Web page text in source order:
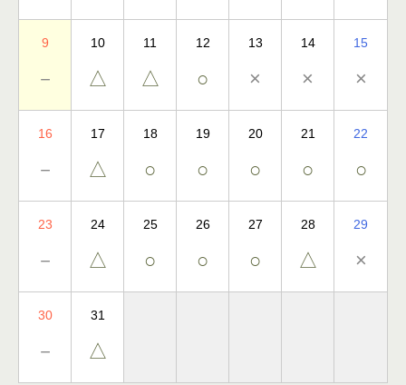
9
－
10
△
11
△
12
○
13
×
14
×
15
×
16
－
17
△
18
○
19
○
20
○
21
○
22
○
23
－
24
△
25
○
26
○
27
○
28
△
29
×
30
－
31
△